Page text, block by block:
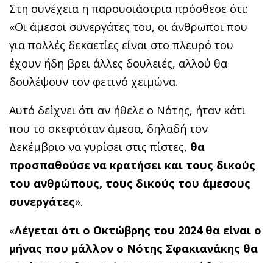
Στη συνέχεια η παρουσιάστρια πρόσθεσε ότι:
«Οι άμεσοι συνεργάτες του, οι άνθρωποι που
για πολλές δεκαετίες είναι στο πλευρό του
έχουν ήδη βρει άλλες δουλειές, αλλού θα
δουλέψουν τον φετινό χειμώνα.
Αυτό δείχνει ότι αν ήθελε ο Νότης, ήταν κάτι
που το σκεφτόταν άμεσα, δηλαδή τον
Δεκέμβριο να γυρίσει στις πίστες, θα
προσπαθούσε να κρατήσει και τους δικούς
του ανθρώπους, τους δικούς του άμεσους
συνεργάτες».
«Λέγεται ότι ο Οκτώβρης του 2024 θα είναι ο
μήνας που μάλλον ο Νότης Σφακιανάκης θα